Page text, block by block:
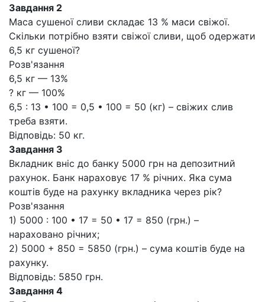
Завдання 2
Маса сушеної сливи складає 13 % маси свіжої.
Скільки потрібно взяти свіжої сливи, щоб одержати
6,5 кг сушеної?
Розв'язання
6,5 кг — 13%
? кг — 100%
6,5 : 13 • 100 = 0,5 • 100 = 50 (кг) – свіжих слив
треба взяти.
Відповідь: 50 кг.
Завдання 3
Вкладник вніс до банку 5000 грн на депозитний
рахунок. Банк нараховує 17 % річних. Яка сума
коштів буде на рахунку вкладника через рік?
Розв'язання
1) 5000 : 100 • 17 = 50 • 17 = 850 (грн.) –
нараховано річних;
2) 5000 + 850 = 5850 (грн.) – сума коштів буде на
рахунку.
Відповідь: 5850 грн.
Завдання 4